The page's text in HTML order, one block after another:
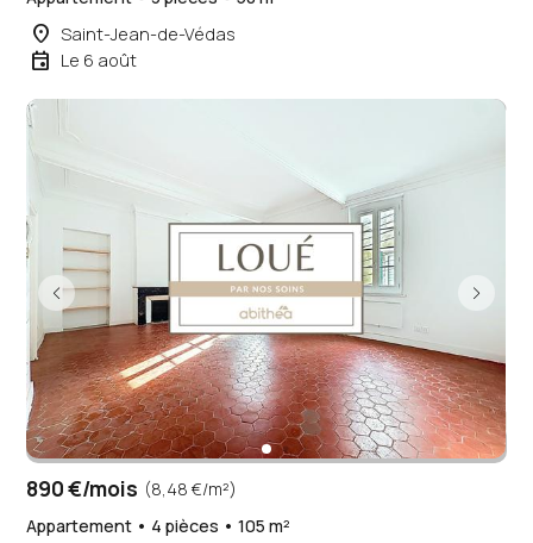
place Saint-Jean-de-Védas
event Le 6 août
890 €/mois (8,48 €/m²)
Appartement • 4 pièces • 105 m²